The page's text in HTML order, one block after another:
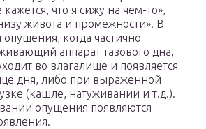
что я сижу на чем-то»,
живота и промежности». В
опущения, когда частично
аппарат тазового дна,
во влагалище и появляется
дня, либо при выраженной
(кашле, натуживании и т.д.).
опущения появляются